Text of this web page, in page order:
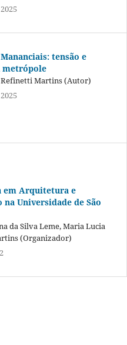
tensão e
metrópole
Martins (Autor)
em Arquitetura e
na Universidade de São
da Silva Leme, Maria Lucia
(Organizador)